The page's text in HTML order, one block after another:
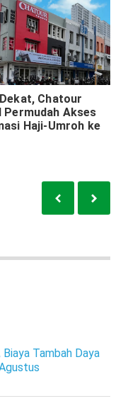
Chatour
Permudah Akses
Haji-Umroh ke
Tambah Daya